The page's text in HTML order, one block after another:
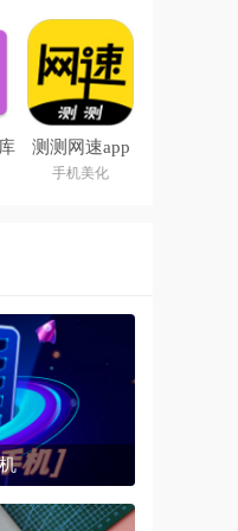
测测网速app
手机美化